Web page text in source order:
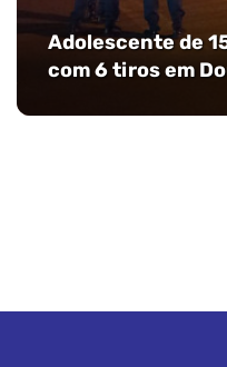
Adolescente de
com 6 tiros em